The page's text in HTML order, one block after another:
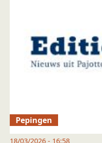
Pepingen
18/03/2026 - 16:58